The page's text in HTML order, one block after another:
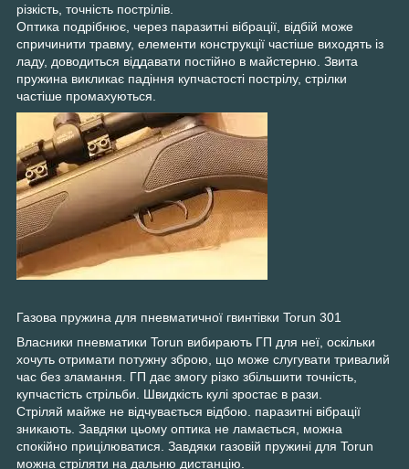
різкість, точність пострілів.
Оптика подрібнює, через паразитні вібрації, відбій може
спричинити травму, елементи конструкції частіше виходять із
ладу, доводиться віддавати постійно в майстерню. Звита
пружина викликає падіння купчастості пострілу, стрілки
частіше промахуються.
Газова пружина для пневматичної гвинтівки Torun 301
Власники пневматики Torun вибирають ГП для неї, оскільки
хочуть отримати потужну зброю, що може слугувати тривалий
час без зламання. ГП дає змогу різко збільшити точність,
купчастість стрільби. Швидкість кулі зростає в рази.
Стріляй майже не відчувається відбою. паразитні вібрації
зникають. Завдяки цьому оптика не ламається, можна
спокійно прицілюватися. Завдяки газовій пружині для Torun
можна стріляти на дальню дистанцію.